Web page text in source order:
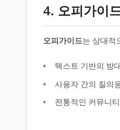
4. 오피가이
오피가이드는 상대적
텍스트 기반의 방
사용자 간의 질의
전통적인 커뮤니